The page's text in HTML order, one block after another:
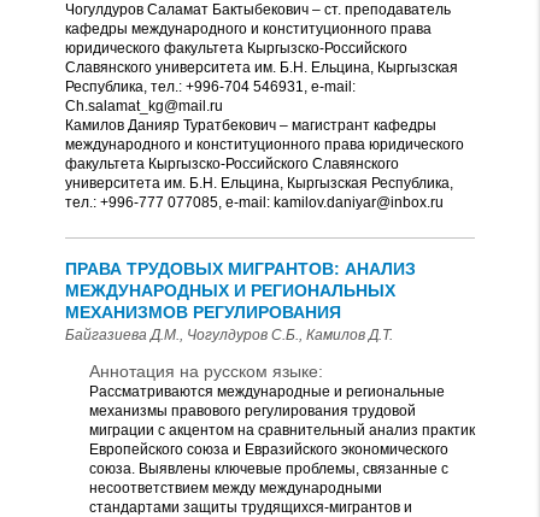
Чогулдуров Саламат Бактыбекович – ст. преподаватель
кафедры международного и конституционного права
юридического факультета Кыргызско-Российского
Славянского университета им. Б.Н. Ельцина, Кыргызская
Республика, тел.: +996-704 546931, е-mail:
Ch.salamat_kg@mail.ru
Камилов Данияр Туратбекович – магистрант кафедры
международного и конституционного права юридического
факультета Кыргызско-Российского Славянского
университета им. Б.Н. Ельцина, Кыргызская Республика,
тел.: +996-777 077085, e-mail: kamilov.daniyar@inbox.ru
ПРАВА ТРУДОВЫХ МИГРАНТОВ: АНАЛИЗ
МЕЖДУНАРОДНЫХ И РЕГИОНАЛЬНЫХ
МЕХАНИЗМОВ РЕГУЛИРОВАНИЯ
Байгазиева Д.М., Чогулдуров С.Б., Камилов Д.Т.
Аннотация на русском языке:
Рассматриваются международные и региональные
механизмы правового регулирования трудовой
миграции с акцентом на сравнительный анализ практик
Европейского союза и Евразийского экономического
союза. Выявлены ключевые проблемы, связанные с
несоответствием между международными
стандартами защиты трудящихся-мигрантов и